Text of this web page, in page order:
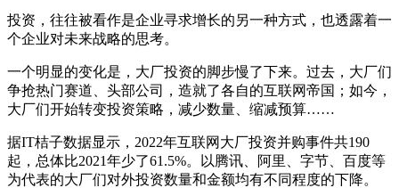
投资，往往被看作是企业寻求增长的另一种方式，也透露着一
个企业对未来战略的思考。
一个明显的变化是，大厂投资的脚步慢了下来。过去，大厂们
争抢热门赛道、头部公司，造就了各自的互联网帝国；如今，
大厂们开始转变投资策略，减少数量、缩减预算……
据IT桔子数据显示，2022年互联网大厂投资并购事件共190
起，总体比2021年少了61.5%。以腾讯、阿里、字节、百度等
为代表的大厂们对外投资数量和金额均有不同程度的下降。